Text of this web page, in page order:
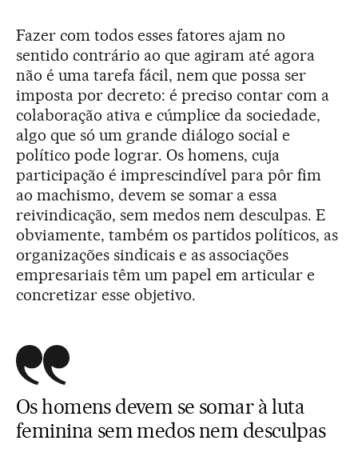
Fazer com todos esses fatores ajam no
sentido contrário ao que agiram até agora
não é uma tarefa fácil, nem que possa ser
imposta por decreto: é preciso contar com a
colaboração ativa e cúmplice da sociedade,
algo que só um grande diálogo social e
político pode lograr. Os homens, cuja
participação é imprescindível para pôr fim
ao machismo, devem se somar a essa
reivindicação, sem medos nem desculpas. E
obviamente, também os partidos políticos, as
organizações sindicais e as associações
empresariais têm um papel em articular e
concretizar esse objetivo.
Os homens devem se somar à luta
feminina sem medos nem desculpas